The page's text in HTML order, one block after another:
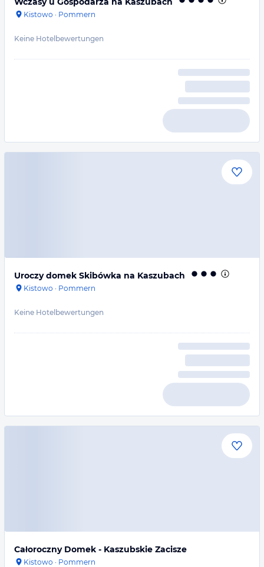
Kistowo · Pommern
Keine Hotelbewertungen
Uroczy domek Skibówka na Kaszubach
Kistowo · Pommern
Keine Hotelbewertungen
Całoroczny Domek - Kaszubskie Zacisze
Kistowo · Pommern